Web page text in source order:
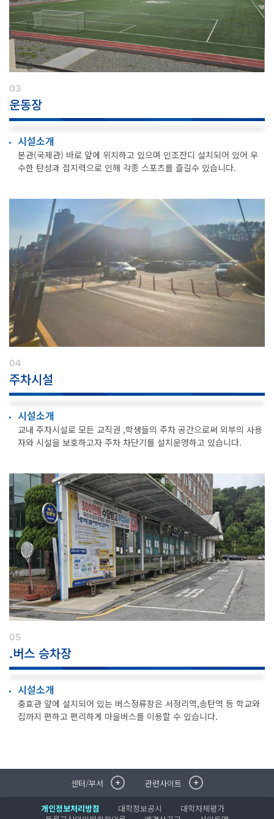
03
운동장
시설소개
본관(국제관) 바로 앞에 위치하고 있으며 인조잔디 설치되어 있어 우
수한 탄성과 접지력으로 인해 각종 스포츠를 즐길수 있습니다.
04
주차시설
시설소개
교내 주차시설로 모든 교직권 ,학생들의 주차 공간으로써 외부의 사용
자와 시설을 보호하고자 주차 차단기를 설치운영하고 있습니다.
05
.버스 승차장
시설소개
충효관 앞에 설치되어 있는 버스정류장은 서정리역,송탄역 등 학교와
집까지 편하고 편리하게 마을버스를 이용할 수 있습니다.
센터/부서취·창업지원센터
국제대학교 입학안내
학술정보원
관련사이트이메일무단수집거부
무선인터넷이용안내
포탈사이트
개인정보처리방침 대학정보공시
대학자체평가